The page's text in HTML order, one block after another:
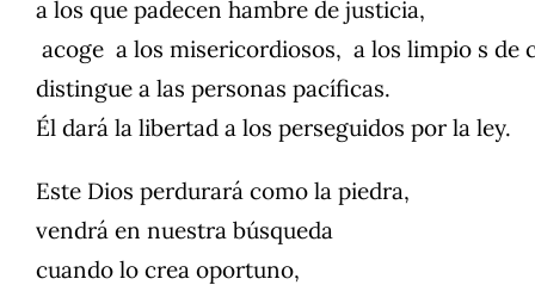
a los que padecen hambre de justicia,
acoge a los misericordiosos, a los limpio s de
distingue a las personas pacíficas.
Él dará la libertad a los perseguidos por la ley.
Este Dios perdurará como la piedra,
vendrá en nuestra búsqueda
cuando lo crea oportuno,